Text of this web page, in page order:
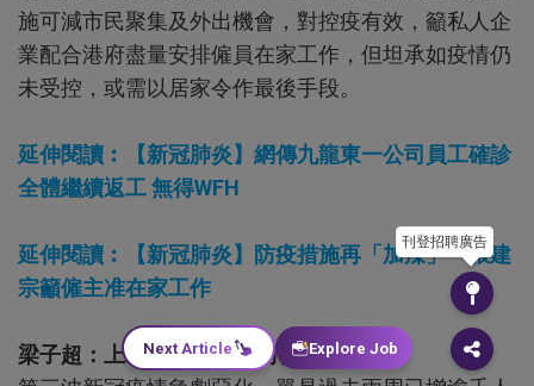
施可減市民聚集及外出機會，對控疫有效，籲私人企
業配合港府盡量安排僱員在家工作，但坦承如疫情仍
未受控，或需以居家令作最後手段。
延伸閱讀︰【新冠肺炎】網傳九龍東一公司員工確診
全體繼續返工 無得WFH
延伸閱讀︰【新冠肺炎】防疫措施再「加辣」 張建
宗籲僱主准在家工作
梁子超：上班族不減 措施打折扣
刊登招聘廣告
Next Article Explore Job